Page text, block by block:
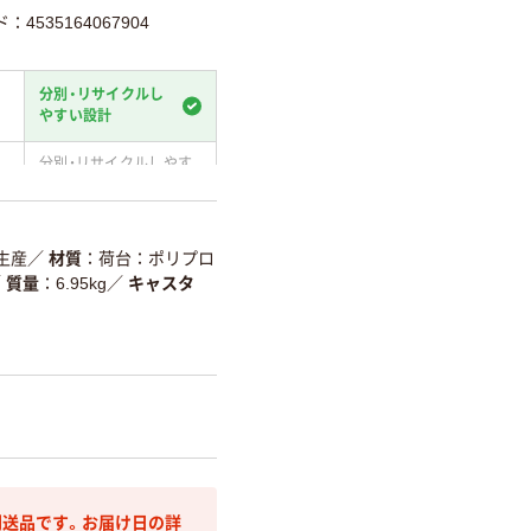
：4535164067904
分別・リサイクルし
やすい設計
分別・リサイクルしやす
削減
細「 アスクル商品環境スコ
産／ 材質
荷台：ポリプロ
質量 6.95kg ／ キャスタ
品です。お届け日の詳